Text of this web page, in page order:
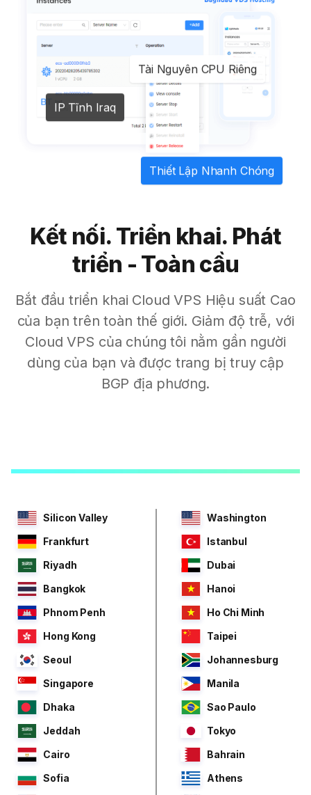
Tài Nguyên CPU Riêng
IP Tĩnh Iraq
Thiết Lập Nhanh Chóng
Kết nối. Triển khai. Phát
triển - Toàn cầu
Bắt đầu triển khai Cloud VPS Hiệu suất Cao
của bạn trên toàn thế giới. Giảm độ trễ, với
Cloud VPS của chúng tôi nằm gần người
dùng của bạn và được trang bị truy cập
BGP địa phương.
Silicon Valley
Washington
Frankfurt
Istanbul
Riyadh
Dubai
Bangkok
Hanoi
Phnom Penh
Ho Chi Minh
Hong Kong
Taipei
Seoul
Johannesburg
Singapore
Manila
Dhaka
Sao Paulo
Jeddah
Tokyo
Cairo
Bahrain
Sofia
Athens